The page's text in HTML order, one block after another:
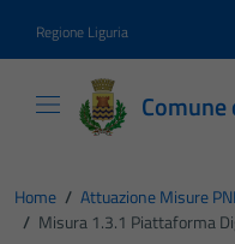
Regione Liguria
Home / Attuazione Misure
/ Misura 1.3.1 Piattaforma